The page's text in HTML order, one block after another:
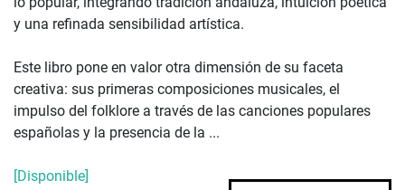
y una refinada sensibilidad artística.
Este libro pone en valor otra dimensión de su faceta
creativa: sus primeras composiciones musicales, el
impulso del folklore a través de las canciones populares
españolas y la presencia de la ...
[Disponible]